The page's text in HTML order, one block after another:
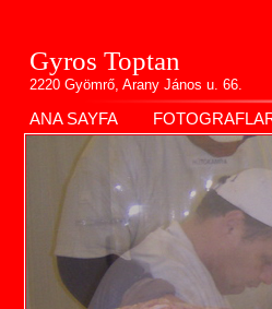
ANA SAYFA
Gyros Toptan
2220 Gyömrő, Arany János u. 66.